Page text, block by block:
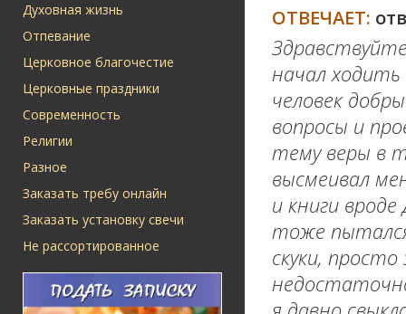
Духовная жизнь
Отпевание
Церковное благочестие
Церковные праздники
Современность
Религии
Разное
Заказать требу онлайн
Заказать установку свечи
Не рассортированное
ОТВЕЧАЕТ:
начал ходить
человек
вопросы и
тему веры в
высмеивал
и книги
тоже
скуки,